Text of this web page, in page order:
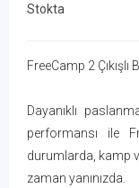
Stokta
FreeCamp 2
Dayanıklı
performansı ile
durumlarda, kamp
zaman yanınızda.